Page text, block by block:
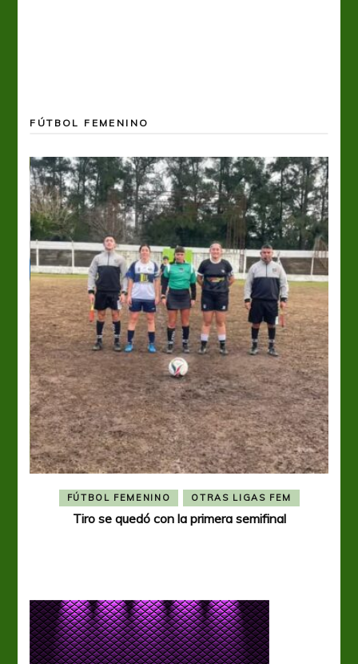
FÚTBOL FEMENINO
FÚTBOL FEMENINO OTRAS LIGAS FEM
Tiro se quedó con la primera semifinal